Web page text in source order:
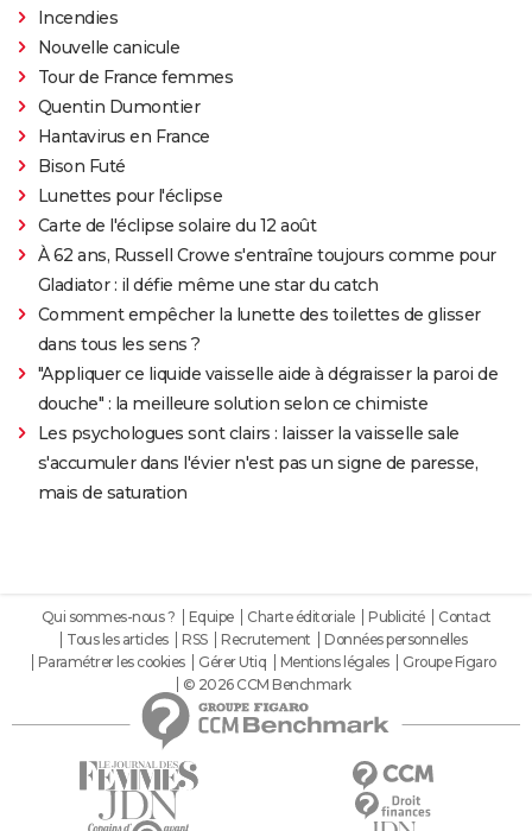
Incendies
Nouvelle canicule
Tour de France femmes
Quentin Dumontier
Hantavirus en France
Bison Futé
Lunettes pour l'éclipse
Carte de l'éclipse solaire du 12 août
À 62 ans, Russell Crowe s'entraîne toujours comme pour
Gladiator : il défie même une star du catch
Comment empêcher la lunette des toilettes de glisser
dans tous les sens ?
"Appliquer ce liquide vaisselle aide à dégraisser la paroi de
douche" : la meilleure solution selon ce chimiste
Les psychologues sont clairs : laisser la vaisselle sale
s'accumuler dans l'évier n'est pas un signe de paresse,
mais de saturation
Qui sommes-nous ? Equipe Charte éditoriale Publicité
Contact
Tous les articles
RSS Recrutement
Données personnelles
Paramétrer les cookies
Gérer Utiq Mentions légales
Groupe Figaro
© 2026 CCM Benchmark